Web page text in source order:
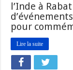
l’Inde à
pour
Lire la suite